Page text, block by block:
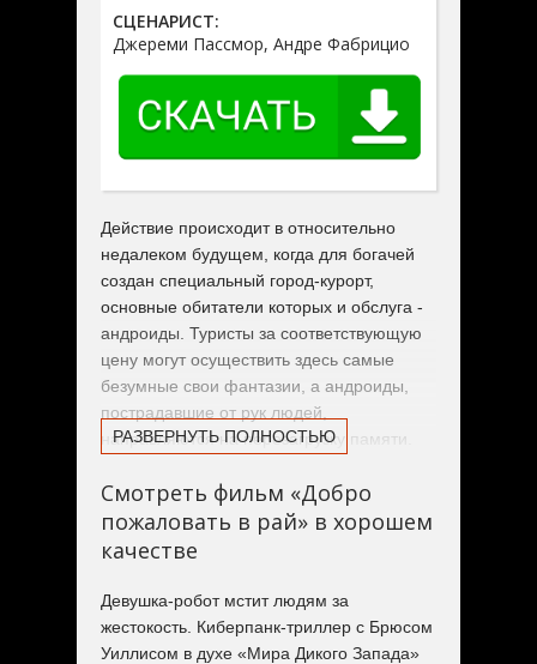
СЦЕНАРИСТ:
Джереми Пассмор, Андре Фабрицио
Действие происходит в относительно
недалеком будущем, когда для богачей
создан специальный город-курорт,
основные обитатели которых и обслуга -
андроиды. Туристы за соответствующую
цену могут осуществить здесь самые
безумные свои фантазии, а андроиды,
пострадавшие от рук людей,
направляются на перезагрузку памяти.
андроид обретает память о всех
кошмарах, которым богатые извращенцы
подвергали ее и остальных
отомстить…
РАЗВЕРНУТЬ ПОЛНОСТЬЮ
Смотреть фильм «Добро
пожаловать в рай» в хорошем
качестве
Девушка-робот мстит людям за
жестокость. Киберпанк-триллер с Брюсом
Уиллисом в духе «Мира Дикого Запада»